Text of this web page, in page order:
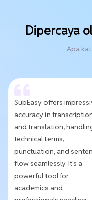
Dipercaya
Apa
SubEasy offers
accuracy in
and translation,
technical terms,
punctuation, and
flow seamlessly. It's a
powerful tool for
academics and